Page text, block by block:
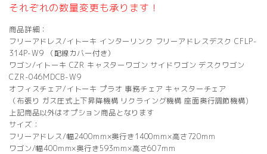
それぞれの数量変更も承ります！
商品詳細：
フリーアドレス/イトーキ インターリンク フリーアドレスデスク CFLP-
314P-W9 （配線カバー付き）
ワゴン/イトーキ CZR キャスターワゴン サイドワゴン デスクワゴン
CZR-046MDCB-W9
オフィスチェア/イトーキ プラオ 事務チェア キャスターチェア
（布張り ガス圧式上下昇降機構 リクライング機構 座面奥行調節機構)
上記商品以外はオプション商品となります
サイズ：
フリーアドレス/幅2400mm×奥行き1400mm×高さ720mm
ワゴン/幅400mm×奥行き593mm×高さ607mm